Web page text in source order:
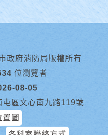
政府消防局版權所有
位瀏覽者
08-05
區文心南九路119號
置圖